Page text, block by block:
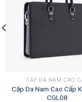
CẶP DA NAM CAO
Cặp Da Nam Cao Cấp
CGL08